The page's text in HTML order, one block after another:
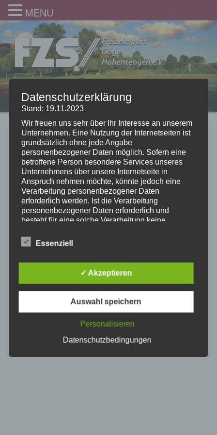
Werbung Kurse Frühjahr
2025
19.12.2024
MENU
Datenschutzerklärung
Stand: 19.11.2023
Wir freuen uns sehr über Ihr Interesse an unserem
Unternehmen. Eine Nutzung der Internetseiten ist
grundsätzlich ohne jede Angabe
personenbezogener Daten möglich. Sofern eine
betroffene Person besondere Services unseres
Unternehmens über unsere Internetseite in
Anspruch nehmen möchte, könnte jedoch eine
Verarbeitung personenbezogener Daten
erforderlich werden. Ist die Verarbeitung
personenbezogener Daten erforderlich und
besteht für eine solche Verarbeitung keine
Einwilligung der betroffenen Person ein.
beispielsweise des Namens, der Anschrift, E-Mail-
Adresse oder Telefonnummer einer betroffenen
Person, erfolgt stets im Einklang mit der
Datenschutz-Grundverordnung und in
Übereinstimmung mit den für uns geltenden
landesspezifischen Datenschutzbestimmungen.
Mittels dieser Datenschutzerklärung möchte unser
und Zweck der von uns erhobenen, genutzten und
Essenziell
✓ Akzeptieren
Auswahl speichern
Personalisieren
Datenschutzbedingungen